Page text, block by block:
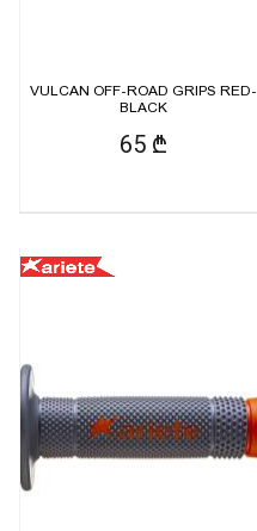
VULCAN OFF-ROAD GRIPS RED-
BLACK
65 ₾